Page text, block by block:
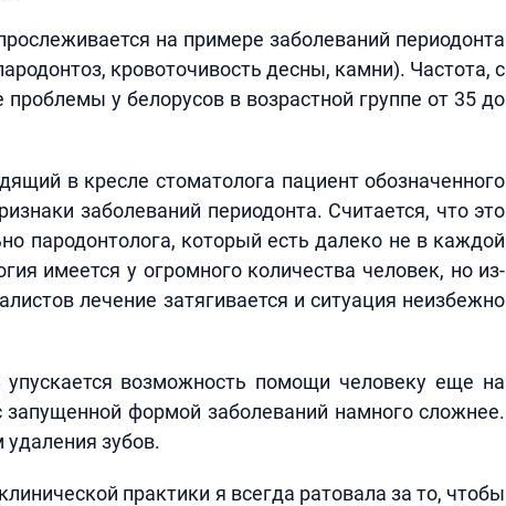
на примере заболеваний периодонта
кровоточивость десны, камни). Частота, с
у белорусов в возрастной группе от 35 до
в кресле стоматолога пациент обозначенного
заболеваний периодонта. Считается, что это
пародонтолога, который есть далеко не в каждой
имеется у огромного количества человек, но из-
лечение затягивается и ситуация неизбежно
возможность помощи человеку еще на
запущенной формой заболеваний намного сложнее.
зубов.
практики я всегда ратовала за то, чтобы